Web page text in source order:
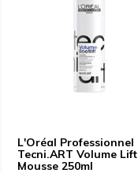
L'Oréal Professionnel
Tecni.ART Volume Lift
Mousse 250ml